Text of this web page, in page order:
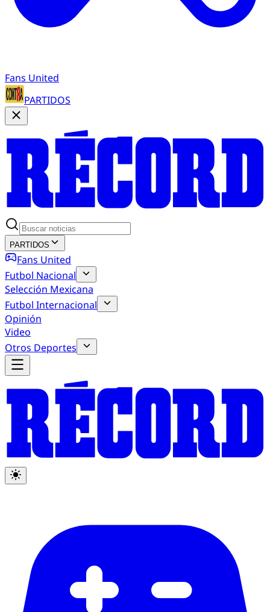
Fans United
PARTIDOS
PARTIDOS
Fans United
Futbol Nacional
Selección Mexicana
Futbol Internacional
Opinión
Video
Otros Deportes